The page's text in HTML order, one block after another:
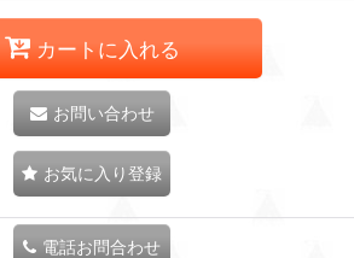
カートに入れる
お問い合わせ
お気に入り登録
電話お問合わせ